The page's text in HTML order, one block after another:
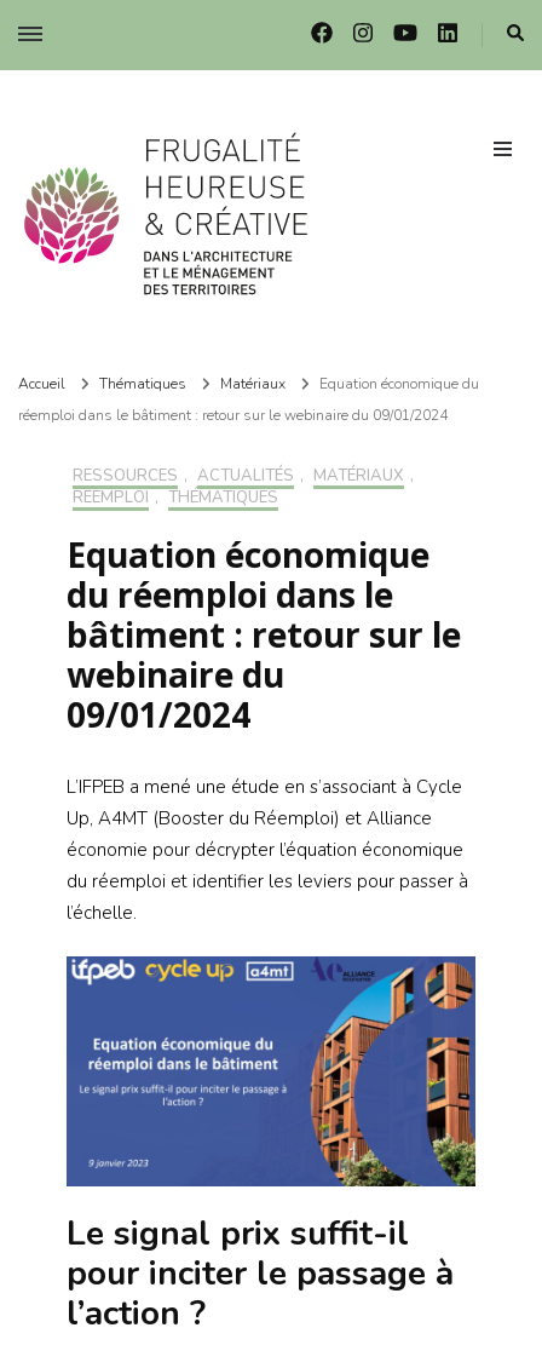
Frugalité dans l'architecture et le ménagement des territoires
Accueil Thématiques Matériaux
Equation économique du
réemploi dans le bâtiment : retour sur le webinaire du 09/01/2024
RESSOURCES , ACTUALITÉS , MATÉRIAUX ,
RÉEMPLOI , THÉMATIQUES
Equation économique
du réemploi dans le
bâtiment : retour sur le
webinaire du
09/01/2024
L’IFPEB a mené une étude en s’associant à Cycle
Up, A4MT (Booster du Réemploi) et Alliance
économie pour décrypter l’équation économique
du réemploi et identifier les leviers pour passer à
l’échelle.
Le signal prix suffit-il
pour inciter le passage à
l’action ?